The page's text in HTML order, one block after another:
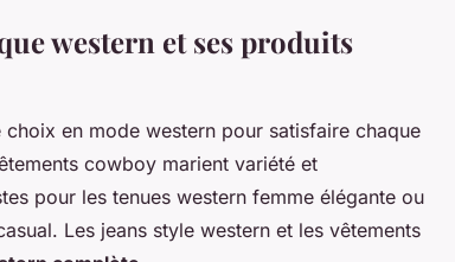
western et ses produits
choix en mode western pour satisfaire chaque
cowboy marient variété et
pour les tenues western femme élégante ou
Les jeans style western et les vêtements